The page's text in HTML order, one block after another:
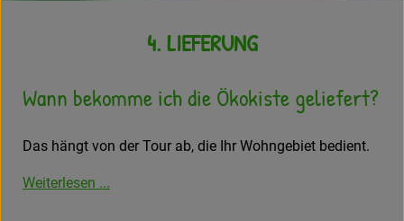
4. LIEFERUNG
Wann bekomme ich die Ökokiste geliefert?
Das hängt von der Tour ab, die Ihr Wohngebiet bedient.
Weiterlesen ...